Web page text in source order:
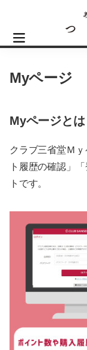
Myページ
Myページとは
クラブ三省堂Ｍ
ト履歴の確認」
トです。